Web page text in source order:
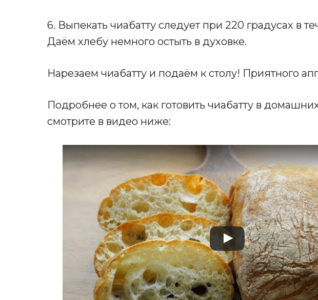
6. Выпекать чиабатту следует при 220 градусах в
Даём хлебу немного остыть в духовке.
Нарезаем чиабатту и подаём к столу! Приятного
Подробнее о том, как готовить чиабатту в
смотрите в видео ниже: